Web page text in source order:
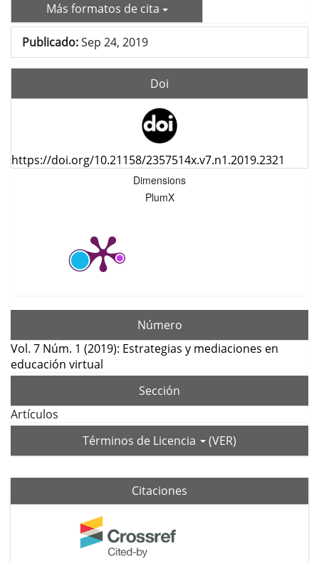
Más formatos de cita
Publicado:Sep 24, 2019
Doi
https://doi.org/10.21158/2357514x.v7.n1.2019.2321
Dimensions
PlumX
Número
Vol. 7 Núm. 1 (2019): Estrategias y mediaciones en
educación virtual
Sección
Artículos
Términos de Licencia
(VER)
Citaciones